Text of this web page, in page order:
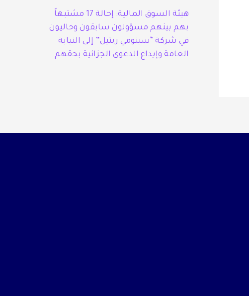
هيئة السوق المالية: إحالة 17 مشتبهاً
بهم بينهم مسؤولون سابقون وحاليون
في شركة “سينومي ريتيل” إلى النيابة
العامة وإيداع الدعوى الجزائية بحقهم